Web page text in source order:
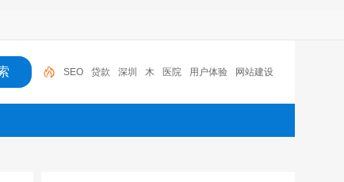
SEO 贷款 深圳 木 医院 用户体验 网站建设
机器人 摩托车 广州